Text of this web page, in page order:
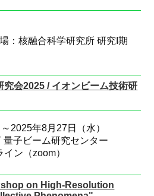
：核融合科学研究所 研究I期
究会2025 / イオンビーム技術研
2025年8月27日（水）
子ビーム研究センター
ン（zoom）
on High-Resolution